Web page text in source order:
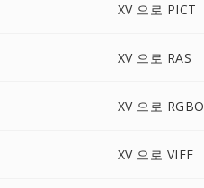
XV 으로 PICT
XV 으로 RAS
XV 으로 RGBO
XV 으로 VIFF